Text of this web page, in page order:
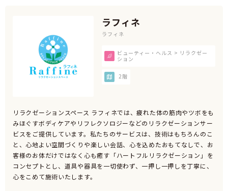
ラフィネ
ラフィネ
ビューティー・ヘルス > リラクゼー
ション
2階
リラクゼーションスペース ラフィネでは、疲れた体の筋肉やツボをも
みほぐすボディケアやリフレクソロジーなどのリラクゼーションサー
ビスをご提供しています。私たちのサービスは、技術はもちろんのこ
と、心地よい空間づくりや楽しい会話、心を込めたおもてなしで、お
客様のお体だけではなく心も癒す「ハートフルリラクゼーション」を
コンセプトとし、道具や器具を一切使わず、一押し一押しを丁寧に、
心をこめて施術いたします。